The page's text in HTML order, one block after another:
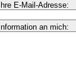
Ihre E-Mail-Adresse:
Information an mich: